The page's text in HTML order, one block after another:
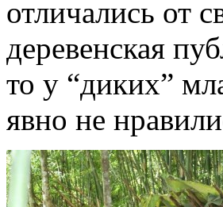
отличались от
деревенская
то у “диких”
явно не